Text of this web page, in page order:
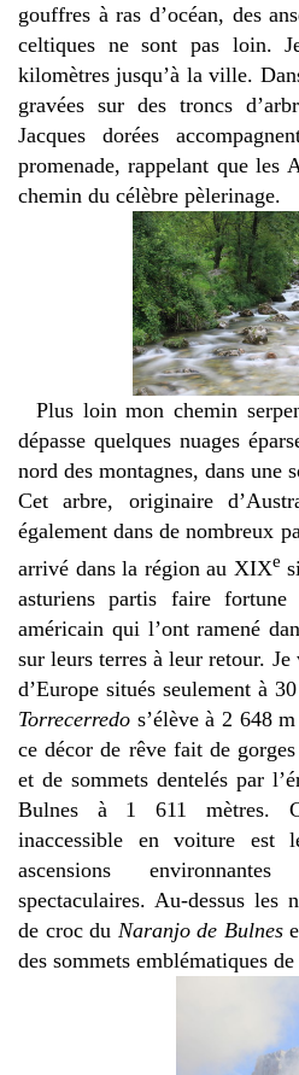
gouffres à ras d’océan, des
celtiques ne sont pas loin.
kilomètres jusqu’à la ville.
gravées sur des troncs
Jacques dorées
promenade, rappelant que les
chemin du célèbre pèlerinage.
Plus loin mon chemin
dépasse quelques nuages
nord des montagnes, dans une
Cet arbre, originaire
également dans de nombreux
arrivé dans la région au XIXe
asturiens partis faire
américain qui l’ont ramené
sur leurs terres à leur retour. Je
d’Europe situés seulement à
Torrecerredo s’élève à 2 648
ce décor de rêve fait de
et de sommets dentelés par
Bulnes à 1 611 mètres.
inaccessible en voiture est
ascensions
spectaculaires. Au-dessus les
de croc du Naranjo de Bulnes
des sommets emblématiques